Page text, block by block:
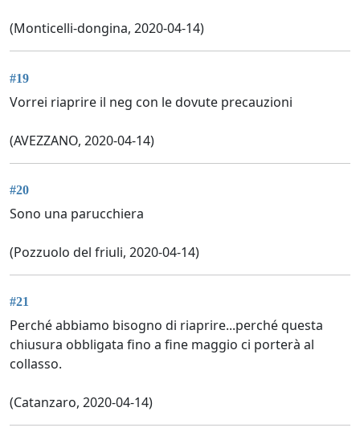
(Monticelli-dongina, 2020-04-14)
#19
Vorrei riaprire il neg con le dovute precauzioni
(AVEZZANO, 2020-04-14)
#20
Sono una parucchiera
(Pozzuolo del friuli, 2020-04-14)
#21
Perché abbiamo bisogno di riaprire...perché questa
chiusura obbligata fino a fine maggio ci porterà al
collasso.
(Catanzaro, 2020-04-14)